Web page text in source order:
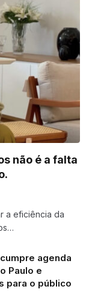
não é a falta
a eficiência da
agenda
Paulo e
para o público